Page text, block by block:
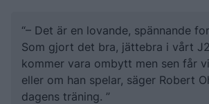
– Det är en lovande, spännande
Som gjort det bra, jättebra i vårt
kommer vara ombytt men sen får
eller om han spelar, säger Robert
dagens träning.